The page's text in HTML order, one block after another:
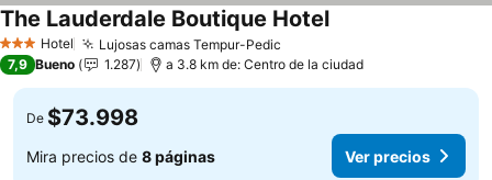
3 Estrellas
Hotel Lujosas camas Tempur-Pedic
The Lauderdale Boutique Hotel
7,9 Bueno 1.287 a 3.8 km de: Centro de la ciudad
De $73.998
Mira precios de 8 páginas Ver precios